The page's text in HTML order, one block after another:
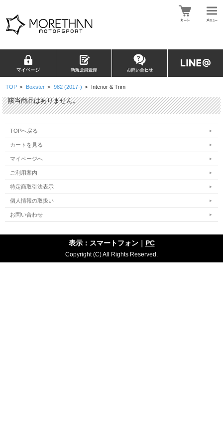
TOP > Boxster > 982 (2017-) > Interior & Trim
該当商品はありません。
TOPへ戻る
カートを見る
マイページへ
ご利用案内
特定商取引法表示
個人情報の取扱い
お問い合わせ
表示：スマートフォン｜ PC
Copyright (C) All Rights Reserved.